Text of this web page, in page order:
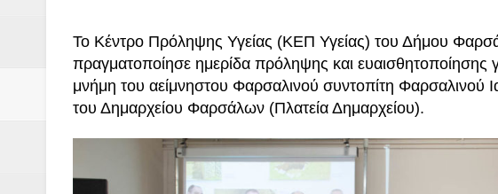
ΕΙΔΩΛΙΑ Από ΠΡΟΕΡΝΑ Ναός Δήμητρας
ΤΟ ΙΕΡΟ ΤΗΣ ΘΕΑΣ ΔΗΜΗΤΡΑΣ ΣΤΗΝ
Νεομοναστηριώτικα ...Λαϊκή Μαντεία και έθιμα
Το Κέντρο Πρόληψης Υγείας (ΚΕΠ Υγείας) του Δήμου
πραγματοποίησε ημερίδα πρόληψης και ευαισθητοποίησης
μνήμη του αείμνηστου Φαρσαλινού συντοπίτη Φαρσαλινού
του Δημαρχείου Φαρσάλων (Πλατεία Δημαρχείου).